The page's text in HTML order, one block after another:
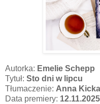
Autorka: Emelie Schepp
Tytuł: Sto dni w lipcu
Tłumaczenie: Anna Kicka
Data premiery: 12.11.2025